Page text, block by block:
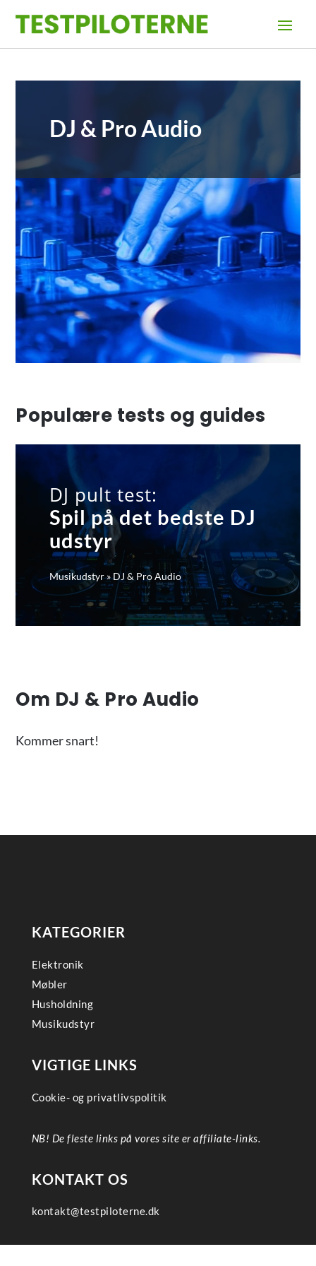
DJ & Pro Audio
Populære tests og guides
DJ pult test:
Spil på det bedste DJ
udstyr
Musikudstyr»DJ & Pro Audio
Om DJ & Pro Audio
Kommer snart!
KATEGORIER
Elektronik
Møbler
Husholdning
Musikudstyr
VIGTIGE LINKS
Cookie- og privatlivspolitik
NB! De fleste links på vores site er affiliate-links.
KONTAKT OS
kontakt@testpiloterne.dk